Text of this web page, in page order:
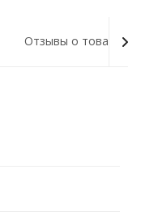
Отзывы о товаре